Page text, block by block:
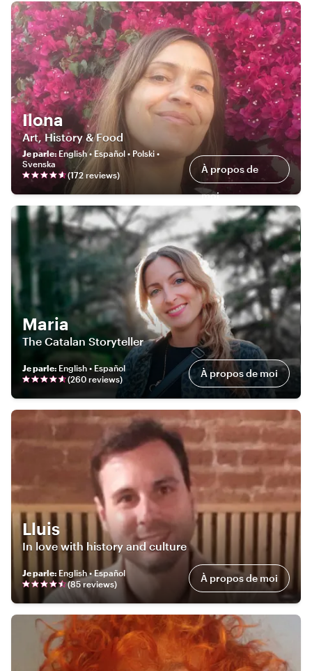
Ilona
Art, History & Food
Je parle:English • Español • Polski •
Svenska
(172 reviews) À propos de
moi
Maria
The Catalan Storyteller
Je parle: English • Español
(260 reviews) À propos de moi
Lluis
In love with history and culture
Je parle: English • Español
(85reviews) À propos de moi